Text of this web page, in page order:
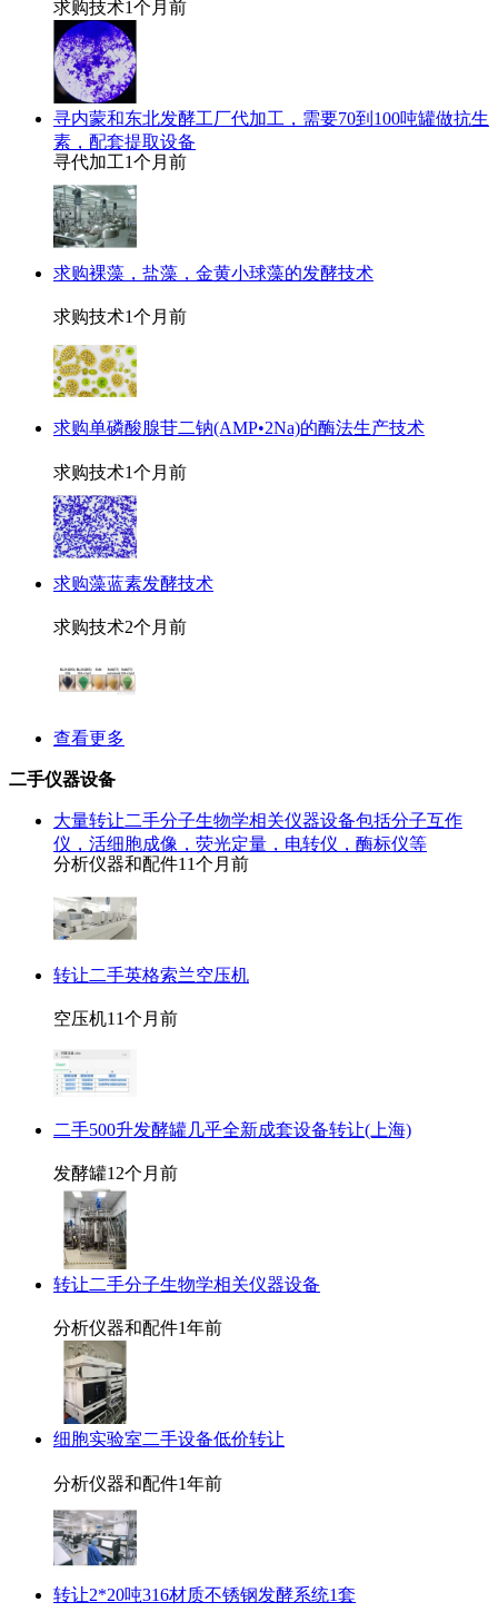
求购技术1个月前
寻内蒙和东北发酵工厂代加工，需要70到100吨罐做抗生
素，配套提取设备
寻代加工1个月前
求购裸藻，盐藻，金黄小球藻的发酵技术
求购技术1个月前
求购单磷酸腺苷二钠(AMP•2Na)的酶法生产技术
求购技术1个月前
求购藻蓝素发酵技术
求购技术2个月前
查看更多
二手仪器设备
大量转让二手分子生物学相关仪器设备包括分子互作
仪，活细胞成像，荧光定量，电转仪，酶标仪等
分析仪器和配件11个月前
转让二手英格索兰空压机
空压机11个月前
二手500升发酵罐几乎全新成套设备转让(上海)
发酵罐12个月前
转让二手分子生物学相关仪器设备
分析仪器和配件1年前
细胞实验室二手设备低价转让
分析仪器和配件1年前
转让2*20吨316材质不锈钢发酵系统1套